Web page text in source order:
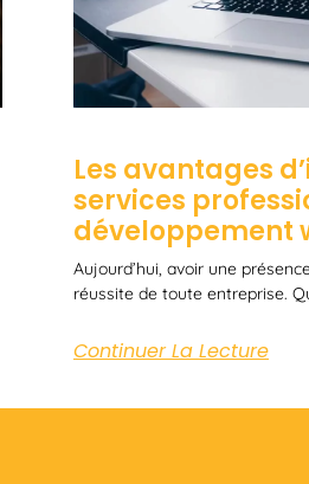
Les avantages
services
développement
Aujourd’hui, avoir une
réussite de toute entreprise.
Continuer La Lecture